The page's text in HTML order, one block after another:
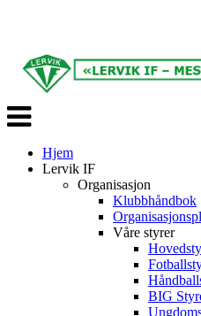
Veksle
navigasjon
Hjem
Lervik IF
Organisasjon
Klubbhåndbok
Våre styrer
BIG